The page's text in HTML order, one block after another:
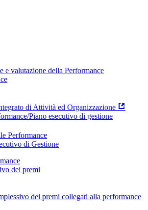
e valutazione della Performance
di Attività ed Organizzazione
Piano esecutivo di gestione
Performance
di Gestione
dei premi
dei premi collegati alla performance